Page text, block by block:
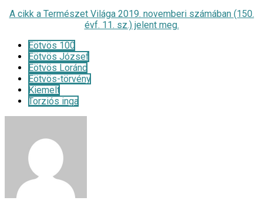
A cikk a Természet Világa 2019. novemberi számában (150.
évf. 11. sz.) jelent meg.
Eötvös 100
Eötvös József
Eötvös Loránd
Eötvös-törvény
Kiemelt
Torziós inga